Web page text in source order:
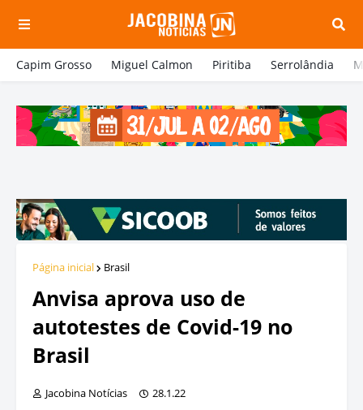
Capim Grosso Miguel Calmon Piritiba Serrolândia
Página inicial Brasil
Anvisa aprova uso de
autotestes de Covid-19 no
Brasil
Jacobina Notícias 28.1.22